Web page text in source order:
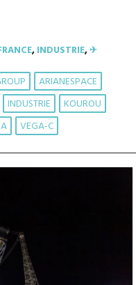
,INDUSTRIE,✈︎
ARIANESPACE
INDUSTRIE
KOUROU
VEGA-C